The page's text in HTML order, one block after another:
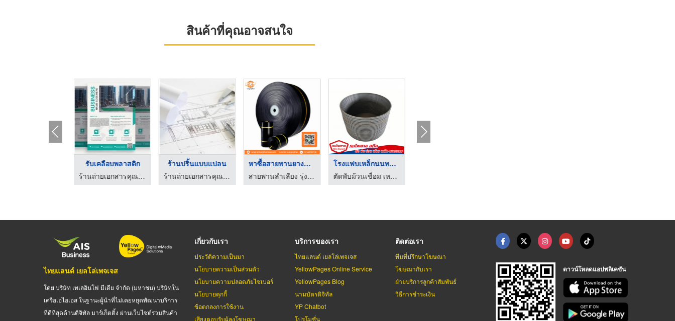
สินค้าที่คุณอาจสนใจ
รับเคลือบพลาสติก
ร้านถ่ายเอกสารคุณภาพสูง ก๊อปปี้สตาร์
ร้านปริ้นแบบแปลน
ร้านถ่ายเอกสารคุณภาพสูง ก๊อปปี้สตาร์
หาซื้อสายพานยางดำพร้ ...
สายพานลำเลียง รุ่งโรจน์ไทย
โรงแฟบเหล็กนนทบุรี ป ...
ตัดพับม้วนเชื่อม เหล็กสแตนเลส นนทบุรี - ธนไพศาล สตีล เซ็นเตอร์
ไทยแลนด์ เยลโล่เพจเจส
โดย บริษัท เทเลอินโฟ มีเดีย จำกัด (มหาชน) บริษัทใน
เครือเอไอเอส ในฐานะผู้นำที่ไม่เคยหยุดพัฒนาบริการ
ที่ดีที่สุดด้านดิจิทัล มาร์เก็ตติ้ง ผ่านเว็บไซต์รวมสินค้า
เกี่ยวกับเรา
ประวัติความเป็นมา
นโยบายความเป็นส่วนตัว
นโยบายความปลอดภัยไซเบอร์
นโยบายคุกกี้
ข้อตกลงการใช้งาน
เสียงตอบรับผู้ลงโฆษณา
บริการของเรา
ไทยแลนด์ เยลโล่เพจเจส
YellowPages Online Service
YellowPages Blog
นามบัตรดิจิทัล
YP Chatbot
โปรโมชั่น
ติดต่อเรา
ทีมที่ปรึกษาโฆษณา
โฆษณากับเรา
ฝ่ายบริการลูกค้าสัมพันธ์
วิธีการชำระเงิน
ดาวน์โหลดแอปพลิเคชัน